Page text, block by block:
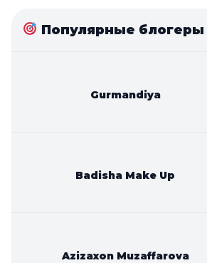
Популярные блогеры
Gurmandiya
Badisha Make Up
Azizaxon Muzaffarova